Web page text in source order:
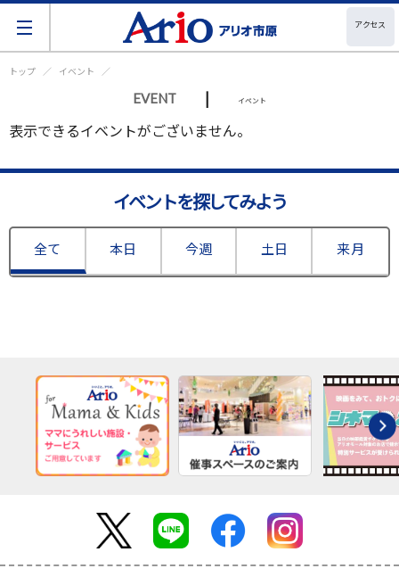
アクセス
トップ イベント
EVENT | イベント
表示できるイベントがございません。
イベントを探してみよう
全て 本日 今週 土日 来月